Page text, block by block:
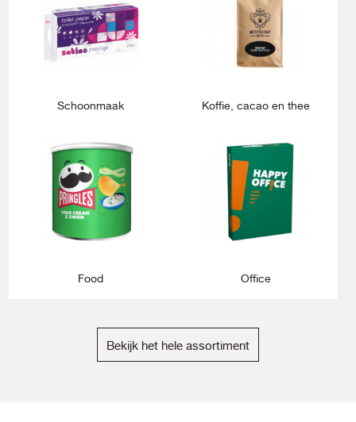
Schoonmaak Koffie, cacao en thee
Food Office
Bekijk het hele assortiment